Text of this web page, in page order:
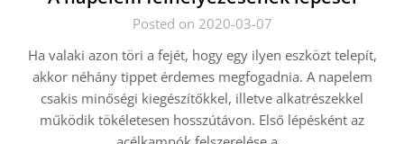
Posted on 2020-03-07
Ha valaki azon töri a fejét, hogy egy ilyen eszközt telepít,
akkor néhány tippet érdemes megfogadnia. A napelem
csakis minőségi kiegészítőkkel, illetve alkatrészekkel
működik tökéletesen hosszútávon. Első lépésként az